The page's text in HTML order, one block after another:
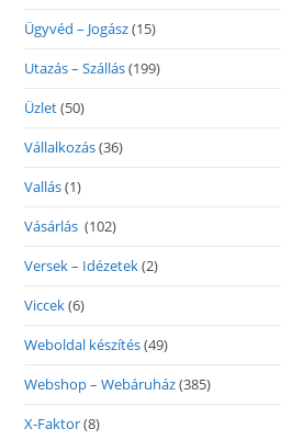
Ügyvéd – Jogász(15)
Utazás – Szállás(199)
Üzlet(50)
Vállalkozás(36)
Vallás(1)
Vásárlás (102)
Versek – Idézetek(2)
Viccek(6)
Weboldal készítés(49)
Webshop – Webáruház(385)
X-Faktor(8)